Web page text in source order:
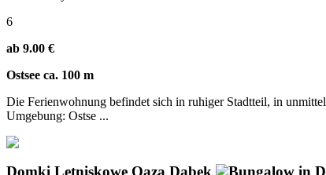
6
ab 9.00 €
Ostsee ca. 100 m
Die Ferienwohnung befindet sich in ruhiger Stadtteil, in
Umgebung: Ostse ...
Domki Letniskowe Oaza Dabek Bungalow in